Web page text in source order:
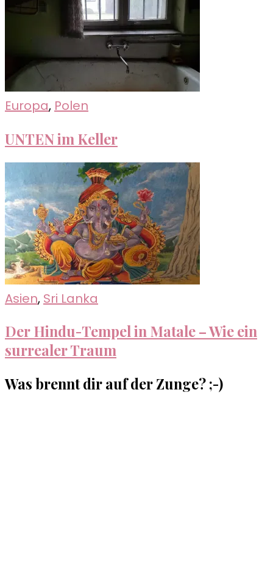
Europa, Polen
UNTEN im Keller
Asien, Sri Lanka
Der Hindu-Tempel in Matale – Wie ein
surrealer Traum
Was brennt dir auf der Zunge? ;-)